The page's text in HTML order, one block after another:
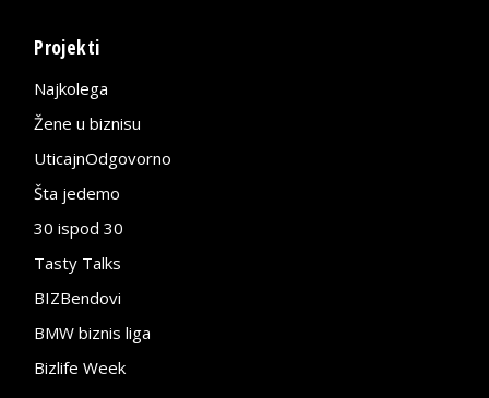
Projekti
Najkolega
Žene u biznisu
UticajnOdgovorno
Šta jedemo
30 ispod 30
Tasty Talks
BIZBendovi
BMW biznis liga
Bizlife Week